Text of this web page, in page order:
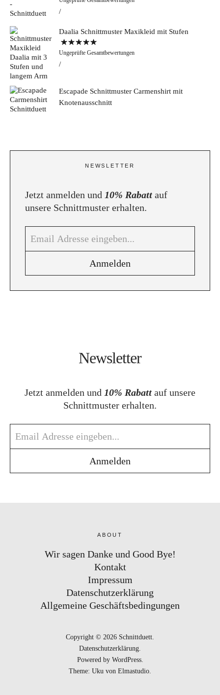
5.00von 5
Daalia Schnittmuster Maxikleid mit Stufen
Bewertet mit
5.00von 5
Ungeprüfte Gesamtbewertungen
Escapade Schnittmuster Carmenshirt mit
Knotenausschnitt
NEWSLETTER
Jetzt anmelden und 10% Rabatt auf
unsere Schnittmuster erhalten.
Newsletter
Jetzt anmelden und 10% Rabatt auf unsere
Schnittmuster erhalten.
ABOUT
Wir sagen Danke und Good Bye!
Kontakt
Impressum
Datenschutzerklärung
Allgemeine Geschäftsbedingungen
Copyright © 2026 Schnittduett
Datenschutzerklärung
Powered by WordPress
Theme: Uku von Elmastudio